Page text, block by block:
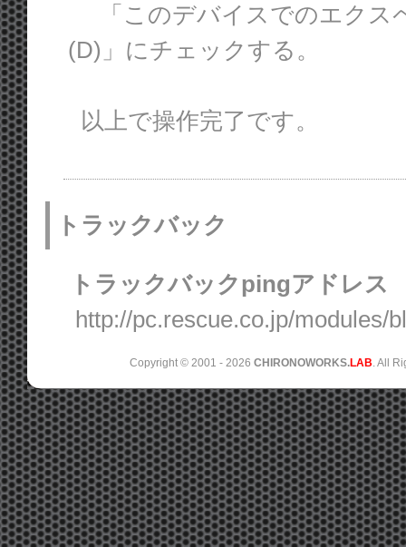
「このデバイスでのエクス
(D)」にチェックする。
以上で操作完了です。
トラックバック
トラックバックpingアドレス
http://pc.rescue.co.jp/modules/
Copyright © 2001 - 2026 CHIRONOWORKS.LAB. All